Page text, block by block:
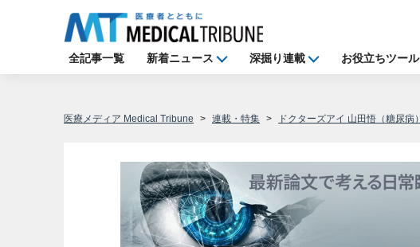
全記事一覧 新着ニュース 深掘り連載 お役立ちツール
医療メディア Medical Tribune 連載・特集 ドクターズアイ 山田悟（糖尿病）